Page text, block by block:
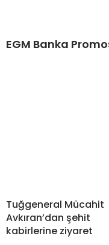
EGM Banka
Tuğgeneral Mücahit
Avkıran’dan şehit
kabirlerine ziyaret